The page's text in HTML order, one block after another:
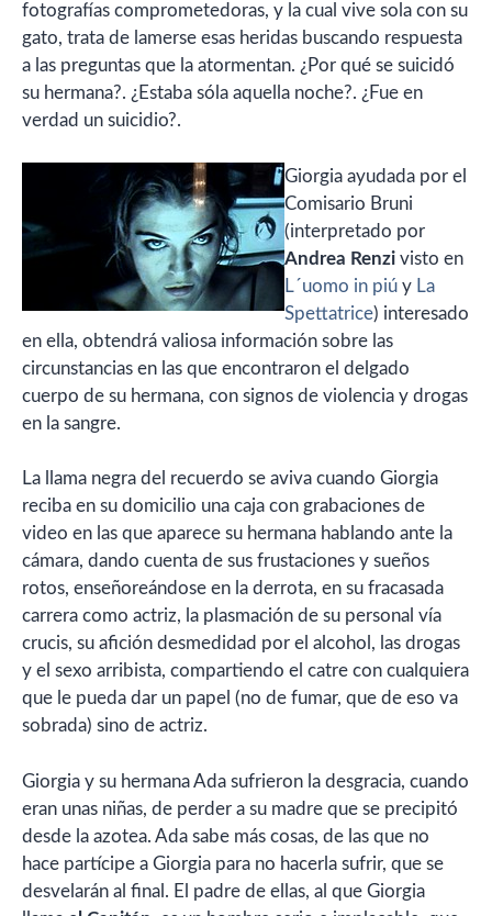
fotografías comprometedoras, y la cual vive sola con su
gato, trata de lamerse esas heridas buscando respuesta
a las preguntas que la atormentan. ¿Por qué se suicidó
su hermana?. ¿Estaba sóla aquella noche?. ¿Fue en
verdad un suicidio?.
Giorgia ayudada por el
Comisario Bruni
(interpretado por
Andrea Renzi visto en
L´uomo in piú y La
Spettatrice) interesado
en ella, obtendrá valiosa información sobre las
circunstancias en las que encontraron el delgado
cuerpo de su hermana, con signos de violencia y drogas
en la sangre.
La llama negra del recuerdo se aviva cuando Giorgia
reciba en su domicilio una caja con grabaciones de
video en las que aparece su hermana hablando ante la
cámara, dando cuenta de sus frustaciones y sueños
rotos, enseñoreándose en la derrota, en su fracasada
carrera como actriz, la plasmación de su personal vía
crucis, su afición desmedidad por el alcohol, las drogas
y el sexo arribista, compartiendo el catre con cualquiera
que le pueda dar un papel (no de fumar, que de eso va
sobrada) sino de actriz.
Giorgia y su hermana Ada sufrieron la desgracia, cuando
eran unas niñas, de perder a su madre que se precipitó
desde la azotea. Ada sabe más cosas, de las que no
hace partícipe a Giorgia para no hacerla sufrir, que se
desvelarán al final. El padre de ellas, al que Giorgia